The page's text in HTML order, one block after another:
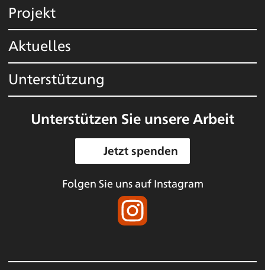
Projekt
Aktuelles
Unterstützung
Unterstützen Sie unsere Arbeit
Jetzt spenden
Folgen Sie uns auf Instagram